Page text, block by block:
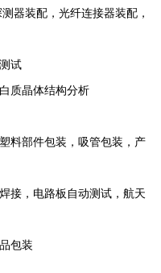
器装配，光纤连接器装配，
试
质晶体结构分析
料部件包装，吸管包装，产
接，电路板自动测试，航天
包装